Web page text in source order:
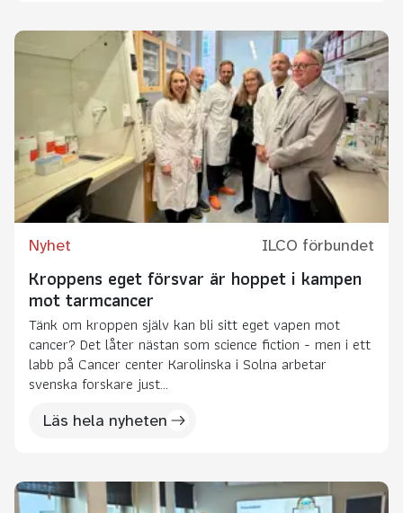
Nyhet ILCO förbundet
Kroppens eget försvar är hoppet i kampen
mot tarmcancer
Tänk om kroppen själv kan bli sitt eget vapen mot
cancer? Det låter nästan som science fiction - men i ett
labb på Cancer center Karolinska i Solna arbetar
svenska forskare just...
Läs hela nyheten